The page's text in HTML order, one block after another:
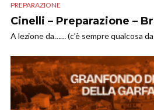
PREPARAZIONE
Cinelli – Preparazione –
A lezione da…… (c’è sempre qualcosa